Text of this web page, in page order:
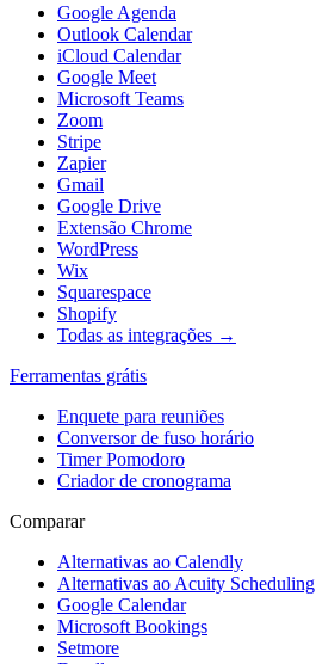
Google Agenda
Outlook Calendar
iCloud Calendar
Google Meet
Microsoft Teams
Zoom
Stripe
Zapier
Gmail
Google Drive
Extensão Chrome
WordPress
Wix
Squarespace
Shopify
Todas as integrações →
Ferramentas grátis
Enquete para reuniões
Conversor de fuso horário
Timer Pomodoro
Criador de cronograma
Comparar
Alternativas ao Calendly
Alternativas ao Acuity Scheduling
Google Calendar
Microsoft Bookings
Setmore